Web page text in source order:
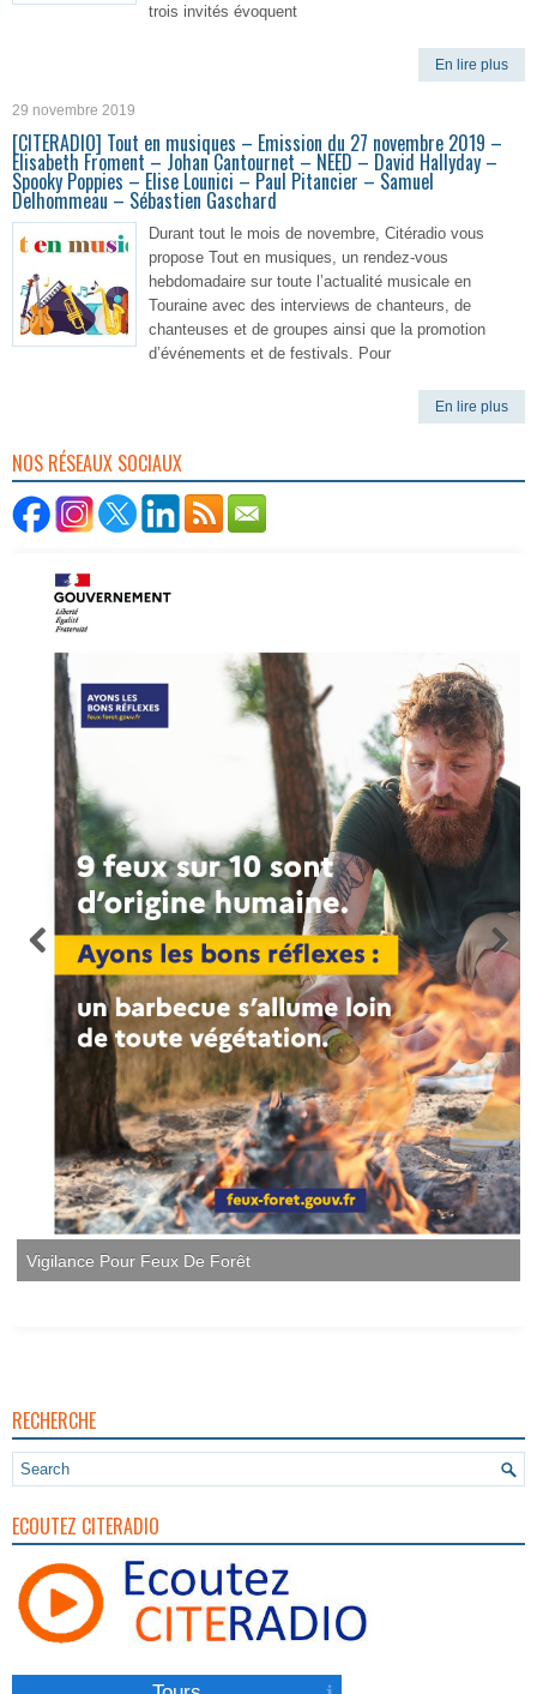
trois invités évoquent
En lire plus
29 novembre 2019
[CITERADIO] Tout en musiques – Emission du 27 novembre 2019 –
Elisabeth Froment – Johan Cantournet – NEED – David Hallyday –
Spooky Poppies – Elise Lounici – Paul Pitancier – Samuel
Delhommeau – Sébastien Gaschard
Durant tout le mois de novembre, Citéradio vous
propose Tout en musiques, un rendez-vous
hebdomadaire sur toute l’actualité musicale en
Touraine avec des interviews de chanteurs, de
chanteuses et de groupes ainsi que la promotion
d’événements et de festivals. Pour
En lire plus
NOS RÉSEAUX SOCIAUX
Vigilance Pour Feux De Forêt
RECHERCHE
ECOUTEZ CITERADIO